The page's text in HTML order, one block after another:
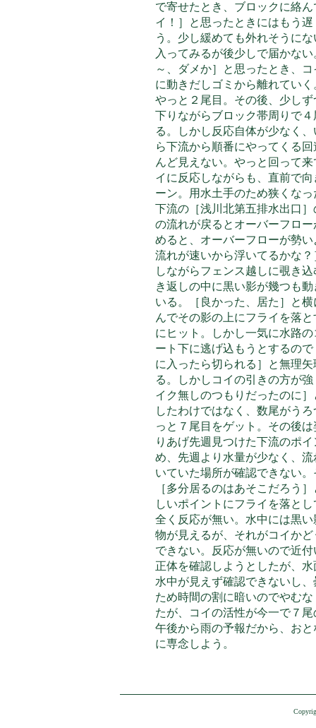
で寄せたとき、ブロックに絡
イ！］と思ったときにはもう
う。少し緩めても外れそうに
入ってみるが後少しで届かない
～、ダメか］と思ったとき、
に動きだしゴミから離れてい
やっと２尾目。その後、少しず
下りながらブロック帯周りで４
る。しかし反応自体が少なく
ら下流から順番にやってくる
んど見えない。やっと回って
イに反応しながらも、直前で
ーン。用水土手のため狭くな
下流の［浅川北第五排水出口
の流れが戻るとオーバーフロ
めると、オーバーフローが勢
流れが速いから浮いてるかな？
しながらフェンス越しに覗き
き返しの中に黒い影が幾つも
いる。［良かった、居た］と
んでその影の上にフライを落
にヒット。しかし一気に水路
ート下に逃げ込もうとするの
に入ったら切られる］と無理
る。しかしコイの引きの方が
イク無しのつもりだったのに
したわけではなく、数尾がう
っと７尾目をゲット。その後
りあげ先週見つけた下流のポ
め、先週より水量が少なく、
いていた場所が確認できない
［多分居るのはあそこだろう
しいポイントにフライを落と
全く反応が無い。水中には黒い
物が見えるが、それがコイかど
できない。反応が無いので近
正体を確認しようとしたが、
水中が見えず確認できないし
ため時間の割に暗いのでやむ
たが、コイの活性が今一で７
午後から雨の予報だから、おと
に専念しよう。